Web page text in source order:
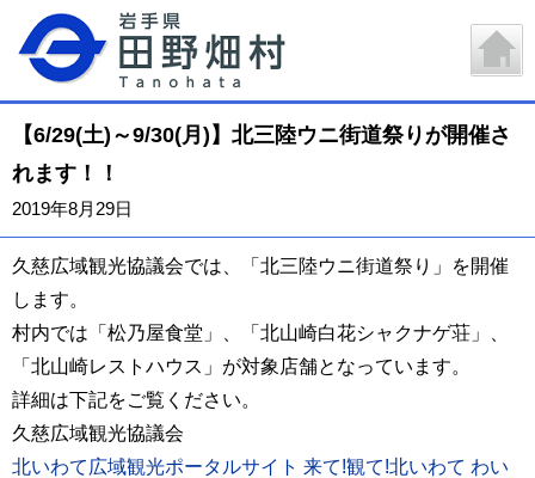
【6/29(土)～9/30(月)】北三陸ウニ街道祭りが開催さ
れます！！
2019年8月29日
久慈広域観光協議会では、「北三陸ウニ街道祭り」を開催
します。
村内では「松乃屋食堂」、「北山崎白花シャクナゲ荘」、
「北山崎レストハウス」が対象店舗となっています。
詳細は下記をご覧ください。
久慈広域観光協議会
北いわて広域観光ポータルサイト 来て!観て!北いわて わい